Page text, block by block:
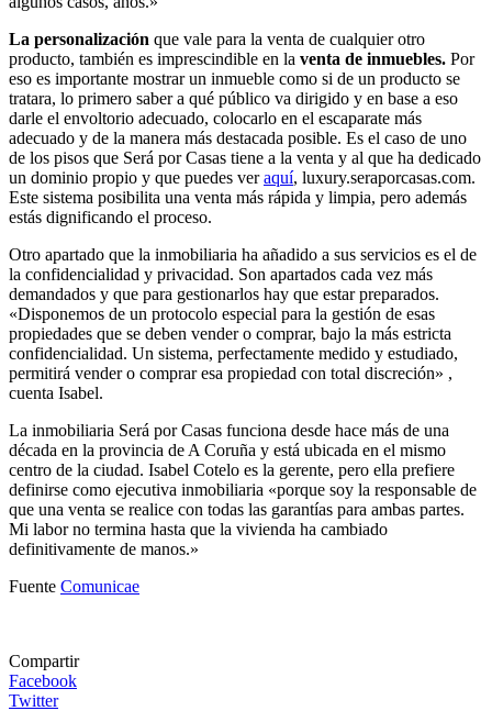
La personalización que vale para la venta de cualquier otro
producto, también es imprescindible en la venta de inmuebles. Por
eso es importante mostrar un inmueble como si de un producto se
tratara, lo primero saber a qué público va dirigido y en base a eso
darle el envoltorio adecuado, colocarlo en el escaparate más
adecuado y de la manera más destacada posible. Es el caso de uno
de los pisos que Será por Casas tiene a la venta y al que ha dedicado
un dominio propio y que puedes veraquí, luxury.seraporcasas.com.
Este sistema posibilita una venta más rápida y limpia, pero además
estás dignificando el proceso.
Otro apartado que la inmobiliaria ha añadido a sus servicios es el de
la confidencialidad y privacidad. Son apartados cada vez más
demandados y que para gestionarlos hay que estar preparados.
«Disponemos de un protocolo especial para la gestión de esas
propiedades que se deben vender o comprar, bajo la más estricta
confidencialidad. Un sistema, perfectamente medido y estudiado,
permitirá vender o comprar esa propiedad con total discreción» ,
cuenta Isabel.
La inmobiliaria Será por Casas funciona desde hace más de una
década en la provincia de A Coruña y está ubicada en el mismo
centro de la ciudad. Isabel Cotelo es la gerente, pero ella prefiere
definirse como ejecutiva inmobiliaria «porque soy la responsable de
que una venta se realice con todas las garantías para ambas partes.
Mi labor no termina hasta que la vivienda ha cambiado
definitivamente de manos.»
Fuente Comunicae
Compartir
Facebook
Twitter